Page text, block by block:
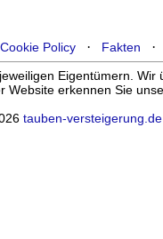
Cookie Policy· Fakten ·
Eigentümern.
Website erkennen Sie
tauben-versteigerung.de